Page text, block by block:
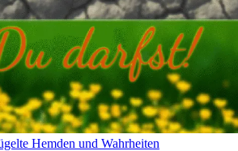
Hemden und Wahrheiten